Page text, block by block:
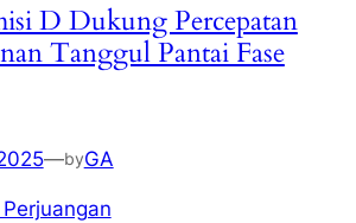
D Dukung Percepatan
Tanggul Pantai Fase
—byGA